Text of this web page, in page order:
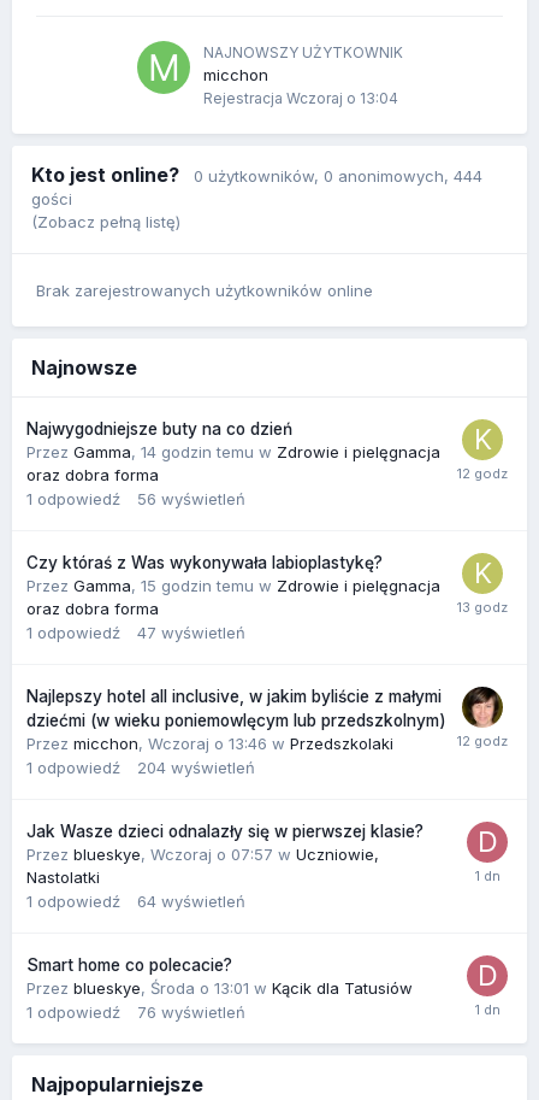
NAJNOWSZY UŻYTKOWNIK
micchon
Rejestracja Wczoraj o 13:04
Kto jest online? 0 użytkowników, 0 anonimowych, 444
gości
(Zobacz pełną listę)
Brak zarejestrowanych użytkowników online
Najnowsze
Najwygodniejsze buty na co dzień
Przez Gamma, 14 godzin temu w Zdrowie i pielęgnacja
oraz dobra forma
1 odpowiedź 56 wyświetleń
Czy któraś z Was wykonywała labioplastykę?
Przez Gamma, 15 godzin temu w Zdrowie i pielęgnacja
oraz dobra forma
1 odpowiedź 47 wyświetleń
Najlepszy hotel all inclusive, w jakim byliście z małymi
dziećmi (w wieku poniemowlęcym lub przedszkolnym)
Przez micchon, Wczoraj o 13:46 w Przedszkolaki
1 odpowiedź 204 wyświetleń
Jak Wasze dzieci odnalazły się w pierwszej klasie?
Przez blueskye, Wczoraj o 07:57 w Uczniowie,
Nastolatki
1 odpowiedź 64 wyświetleń
Smart home co polecacie?
Przez blueskye, Środa o 13:01 w Kącik dla Tatusiów
1 odpowiedź 76 wyświetleń
Najpopularniejsze